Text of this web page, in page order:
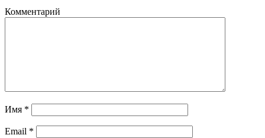
Комментарий
Имя *
Email *